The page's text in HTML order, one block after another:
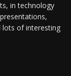
in technology
lots of interesting